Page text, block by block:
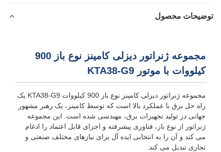
توضیحات محصول
مجموعه ژنراتور دیزلی کامینز نوع باز 900
کیلووات با موتور KTA38-G9
مجموعه ژنراتور دیزلی کامینز نوع باز 900 کیلووات KTA38-G9 یک
راه حل برق با عملکرد بالا است که توسط کامینز، یک رهبر مشهور
جهانی در تولید تجهیزات برق، مهندسی شده است. این مجموعه
ژنراتور از نوع باز، فناوری پیشرفته و اجزای قابل اعتماد را ادغام
می کند و آن را به انتخابی ایده آل برای نیازهای مختلف صنعتی و
تجاری تبدیل می کند.